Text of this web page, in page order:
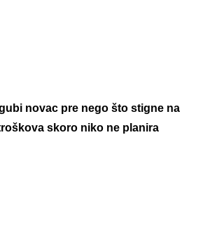
novac pre nego što stigne na
skoro niko ne planira